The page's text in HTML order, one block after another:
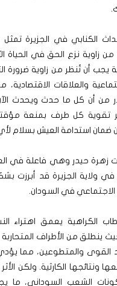
الكنابي في الجزيرة
من زاوية نزع الحق في الحياة
يجب أن تُنظر من زاوية
والعلاقات الاقتصادية،
من أن كل ما حدث ويحدث
تقوية كل طرف بمنعة
ضمان استدامة العيش بسلام
زهرة حيدر وهي فاعلة في
في ولاية الجزيرة قد أبرزت
الاجتماعي في السودان.
الكراهية يعمق اهتراء
ينطلق من الأطراف المتحاربة
القوى والمتطوعين، مما
ونتائجها الكارثية. ولكن
الشعب السوداني،